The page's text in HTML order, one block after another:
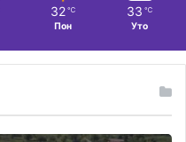
32 ℃
Пон
33 ℃
Уто